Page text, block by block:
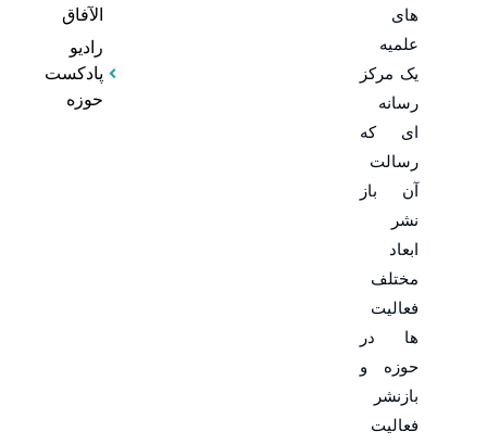
های
علمیه
یک مرکز
رسانه
ای که
رسالت
آن باز
نشر
ابعاد
مختلف
فعالیت
ها در
حوزه و
بازنشر
فعالیت
الآفاق
رادیو
پادکست
حوزه